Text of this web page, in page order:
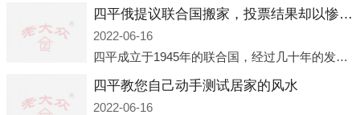
四平俄提议联合国搬家，投票结果却以惨败收场
2022-06-16
四平成立于1945年的联合国，经过几十年的发展，如今拥有193个成员国。拥有如此众多会员国的联合国，可以说是世界上最具代表性的国际组织，也是世界上分量最重、有着较高话语权的国际组织。但以美国为首的西方国家
四平教您自己动手测试居家的风水
2022-06-16